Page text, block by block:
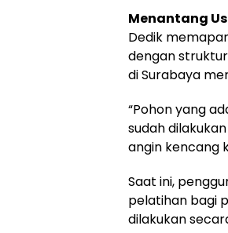
Menantang
Dedik
dengan
di Surabaya
“Pohon yang
sudah
angin kencang
Saat ini,
pelatihan bagi
dilakukan